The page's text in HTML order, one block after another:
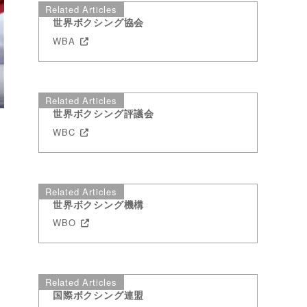
Related Articles
世界ボクシング協会
WBA
Related Articles
世界ボクシング評議会
WBC
Related Articles
世界ボクシング機構
WBO
Related Articles
国際ボクシング連盟